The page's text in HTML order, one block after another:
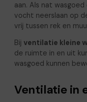
aan. Als nat
vocht neerslaan op
vrij tussen rek en
Bij ventilatie kleine
de ruimte in en uit
wasgoed kunnen
Ventilatie in